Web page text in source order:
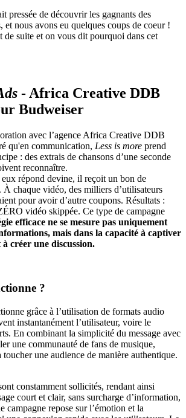
pressée de découvrir les gagnants des
et nous avons eu quelques coups de coeur !
de suite et on vous dit pourquoi dans cet
- Africa Creative DDB
Budweiser
avec l’agence Africa Creative DDB
qu'en communication, Less is more prend
: des extrais de chansons d’une seconde
reconnaître.
eux répond devine, il reçoit un bon de
chaque vidéo, des milliers d’utilisateurs
pour avoir d’autre coupons. Résultats :
vidéo skippée. Ce type de campagne
efficace ne se mesure pas uniquement
mais dans la capacité à captiver
créer une discussion.
?
grâce à l’utilisation de formats audio
instantanément l’utilisateur, voire le
En combinant la simplicité du message avec
une communauté de fans de musique,
une audience de manière authentique.
constamment sollicités, rendant ainsi
court et clair, sans surcharge d’information,
campagne repose sur l’émotion et la